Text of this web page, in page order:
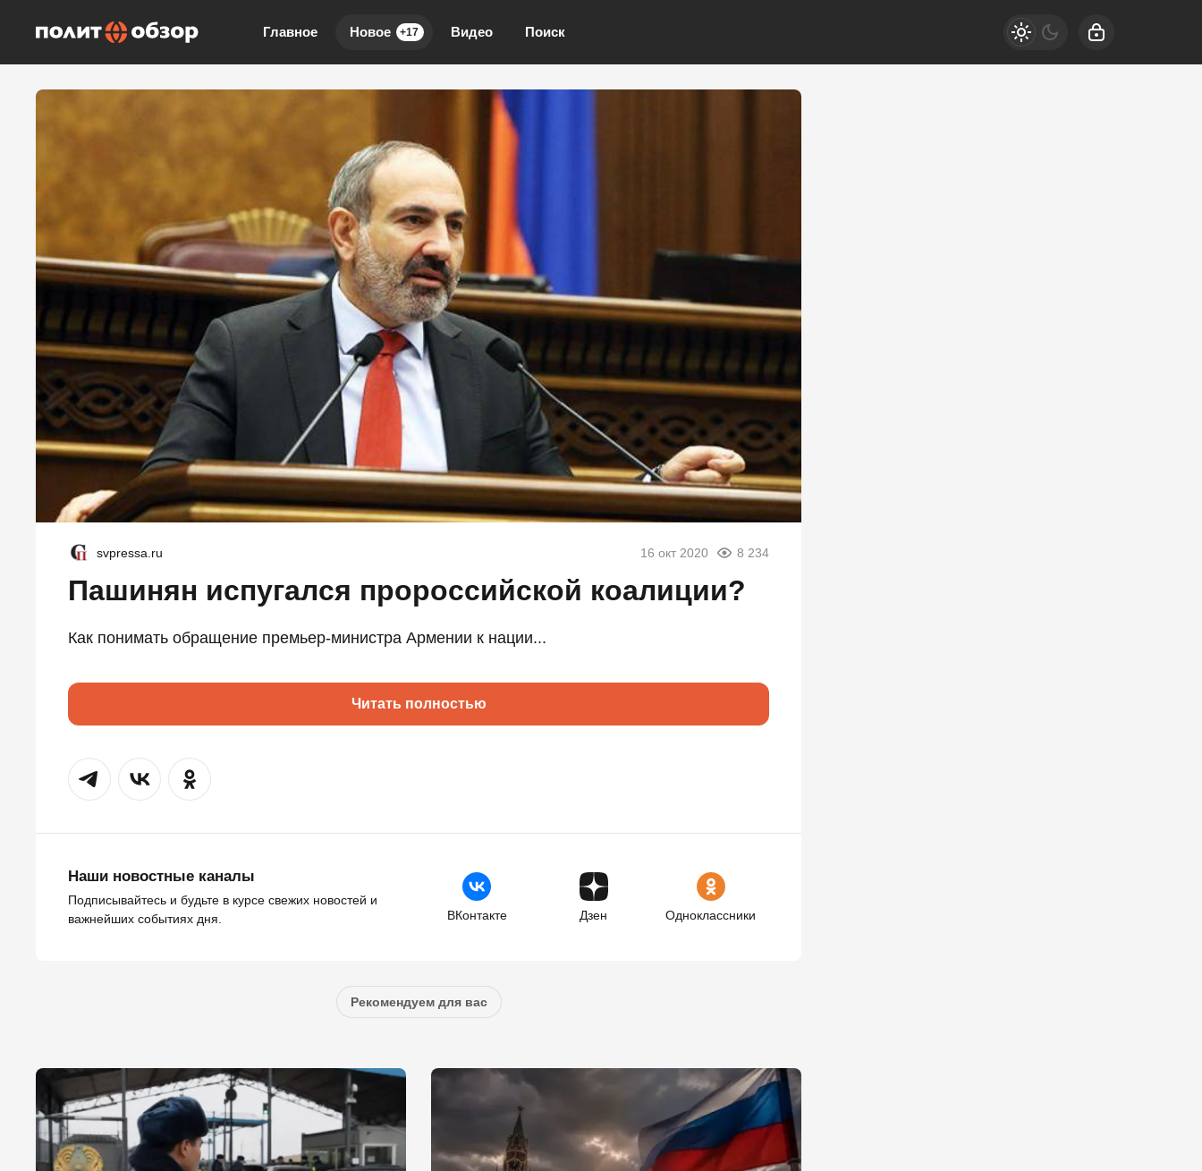
Главное Новое +17 Видео Поиск
svpressa.ru 16 окт 2020 8 234
Пашинян испугался пророссийской коалиции?
Как понимать обращение премьер-министра Армении к нации...
Читать полностью
Наши новостные каналы
Подписывайтесь и будьте в курсе свежих новостей и
важнейших событиях дня.
ВКонтакте Дзен Одноклассники
Рекомендуем для вас